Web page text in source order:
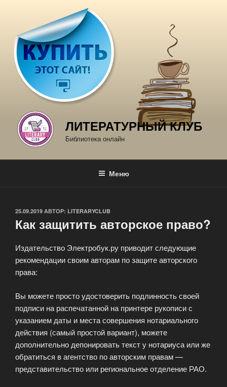
содержимому
ЛИТЕРАТУРНЫЙ КЛУБ
Библиотека онлайн
Меню
ОПУБЛИКОВАНО
25.09.2019 АВТОР: LITERARYCLUB
Как защитить авторское право?
Издательство Электробук.ру приводит следующие
рекомендации своим авторам по защите авторского
права:
Вы можете просто удостоверить подлинность своей
подписи на распечатанной на принтере рукописи с
указанием даты и места совершения нотариального
действия (самый простой вариант), можете
дополнительно депонировать текст у нотариуса или же
обратиться в агентство по авторским правам —
представительство или региональное отделение РАО.